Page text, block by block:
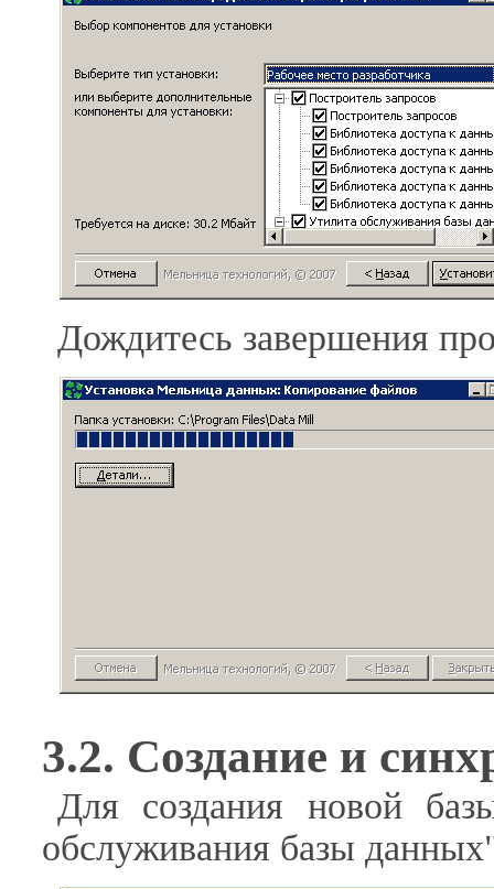
Дождитесь завершения
3.2. Создание и
Для создания новой
обслуживания базы